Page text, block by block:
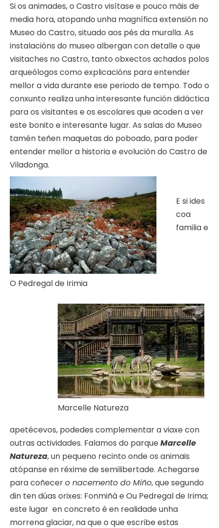
Si os animades, o Castro visítase e pouco máis de
media hora, atopando unha magnífica extensión no
Museo do Castro, situado aos pés da muralla. As
instalacións do museo albergan con detalle o que
visitaches no Castro, tanto obxectos achados polos
arqueólogos como explicacións para entender
mellor a vida durante ese periodo de tempo. Todo o
conxunto realiza unha interesante función didáctica
para os visitantes e os escolares que acoden a ver
este bonito e interesante lugar. As salas do Museo
tamén teñen maquetas do poboado, para poder
entender mellor a historia e evolución do Castro de
Viladonga.
O Pedregal de Irimia
Marcelle Natureza
E si ides
coa
familia e
apetécevos, podedes complementar a viaxe con
outras actividades. Falamos do parqueMarcelle
Natureza, un pequeno recinto onde os animais
atópanse en réxime de semilibertade. Achegarse
para coñecero nacemento do Miño, que segundo
din ten dúas orixes: Fonmiñá e Ou Pedregal de Irima;
este lugar en concreto é en realidade unha
morrena glaciar, na que o que escribe estas